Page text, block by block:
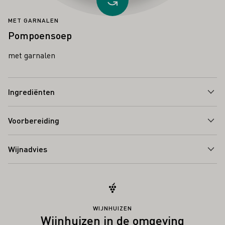
MET GARNALEN
Pompoensoep
met garnalen
Ingrediënten
Voorbereiding
Wijnadvies
Ander recept laden
WIJNHUIZEN
Wijnhuizen in de omgeving